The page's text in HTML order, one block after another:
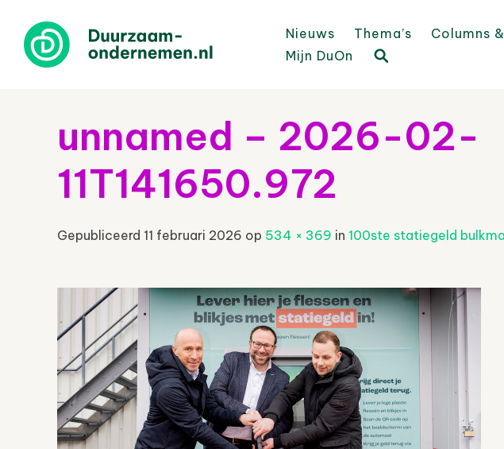
Nieuws Thema’s Columns
Mijn DuOn
unnamed – 2026-02-
11T141650.972
Gepubliceerd 11 februari 2026 op 534 × 369 in 100ste statiegeld